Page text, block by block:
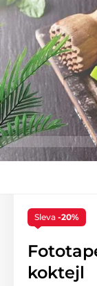
Sleva -20%
koktejl